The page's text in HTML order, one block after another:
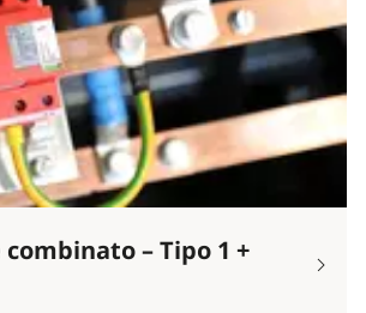
– Tipo 1 +